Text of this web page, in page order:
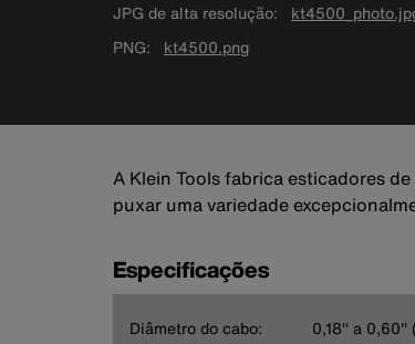
JPG de alta resolução
PNG
kt4500.png
A Klein Tools fabrica esticadores
puxar uma variedade
Especificações
Diâmetro do cabo: 0,18'' a 0,60''